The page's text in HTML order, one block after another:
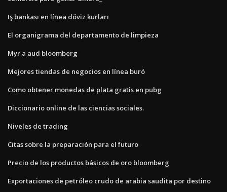
Iş bankası en línea döviz kurları
El organigrama del departamento de limpieza
Myr a aud bloomberg
Mejores tiendas de negocios en línea buró
Como obtener monedas de plata gratis en pubg
Diccionario online de las ciencias sociales.
Niveles de trading
Citas sobre la preparación para el futuro
Precio de los productos básicos de oro bloomberg
Exportaciones de petróleo crudo de arabia saudita por destino